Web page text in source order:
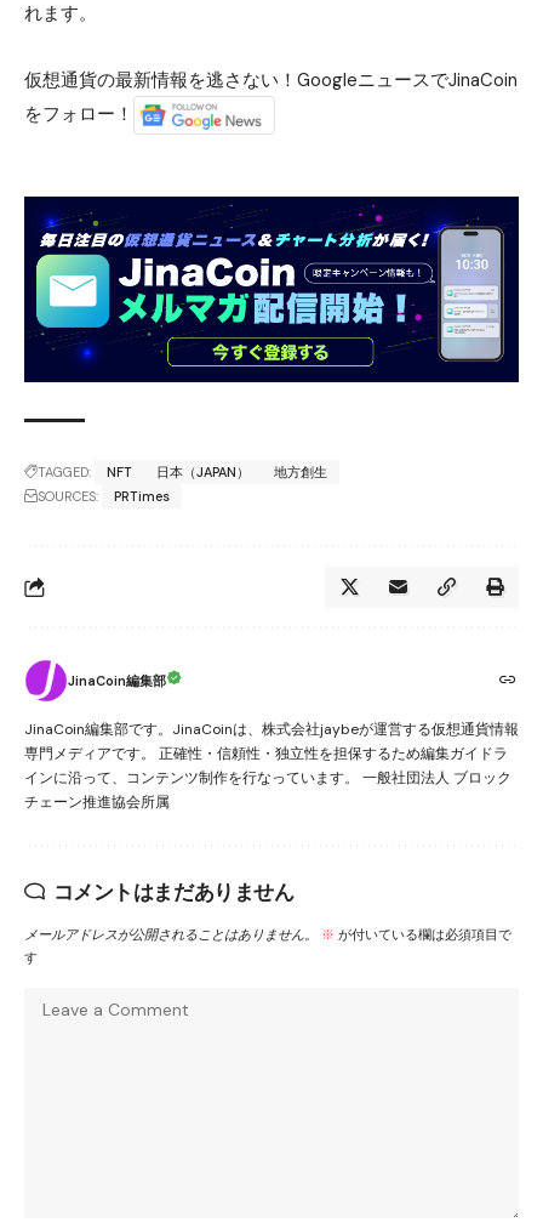
れます。
仮想通貨の最新情報を逃さない！GoogleニュースでJinaCoin
をフォロー！
TAGGED: NFT 日本（JAPAN）
地方創生
SOURCES:
PRTimes
JinaCoin編集部
JinaCoin編集部です。JinaCoinは、株式会社jaybeが運営する仮想通貨情報
専門メディアです。 正確性・信頼性・独立性を担保するため編集ガイドラ
インに沿って、コンテンツ制作を行なっています。 一般社団法人 ブロック
チェーン推進協会所属
コメントはまだありません
メールアドレスが公開されることはありません。 ※ が付いている欄は必須項目で
す